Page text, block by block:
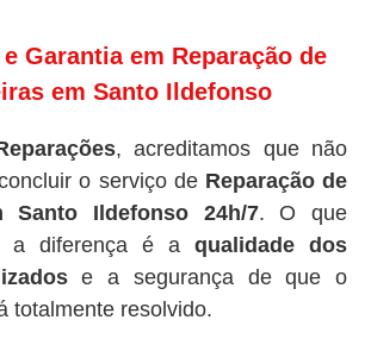
Garantia em Reparação de
em Santo Ildefonso
, acreditamos que não
o serviço de Reparação de
Santo Ildefonso 24h/7. O que
a diferença é a qualidade dos
e a segurança de que o
totalmente resolvido.